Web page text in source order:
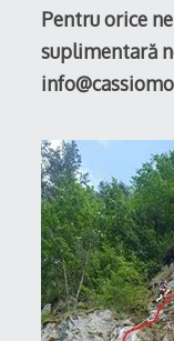
Pentru orice
suplimentară